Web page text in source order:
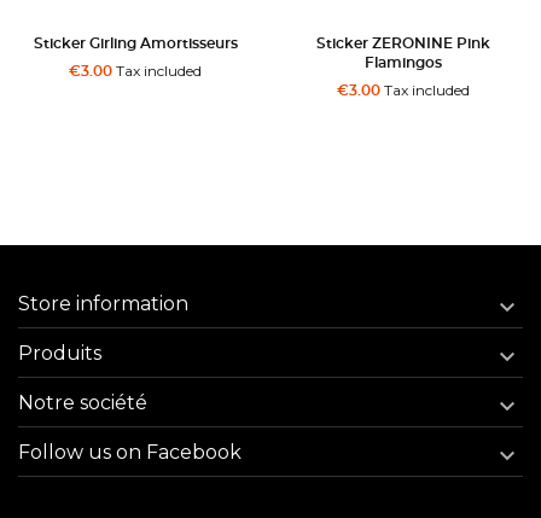
Sticker Girling Amortisseurs
€3.00 Tax included
Sticker ZERONINE Pink
Flamingos
€3.00 Tax included
Store information 
Produits 
Notre société 
Follow us on Facebook 